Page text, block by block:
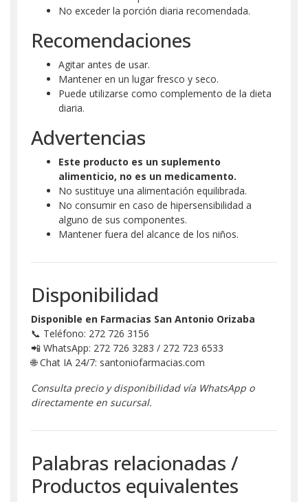
No exceder la porción diaria recomendada.
Recomendaciones
Agitar antes de usar.
Mantener en un lugar fresco y seco.
Puede utilizarse como complemento de la dieta
diaria.
Advertencias
Este producto es un suplemento
alimenticio, no es un medicamento.
No sustituye una alimentación equilibrada.
No consumir en caso de hipersensibilidad a
alguno de sus componentes.
Mantener fuera del alcance de los niños.
Disponibilidad
Disponible en Farmacias San Antonio Orizaba
📞 Teléfono: 272 726 3156
📲 WhatsApp: 272 726 3283 / 272 723 6533
🌐 Chat IA 24/7: santoniofarmacias.com
Consulta precio y disponibilidad vía WhatsApp o
directamente en sucursal.
Palabras relacionadas /
Productos equivalentes